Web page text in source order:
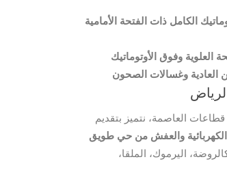
العاصمة، نتميز بتقديم
والعفش من حي طويق
اليرموك، الملقا،